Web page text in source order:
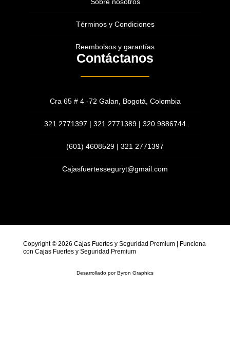
Términos y Condiciones
Reembolsos y garantías
Contáctanos
Cra 65 # 4 -72 Galan, Bogotá, Colombia
321 2771397 | 321 2771389 | 320 9886744
(601) 4608529 | 321 2771397
Cajasfuertesseguryt@gmail.com
Copyright © 2026 Cajas Fuertes y Seguridad Premium | Funciona
con Cajas Fuertes y Seguridad Premium
Desarrollado porByron Graphics